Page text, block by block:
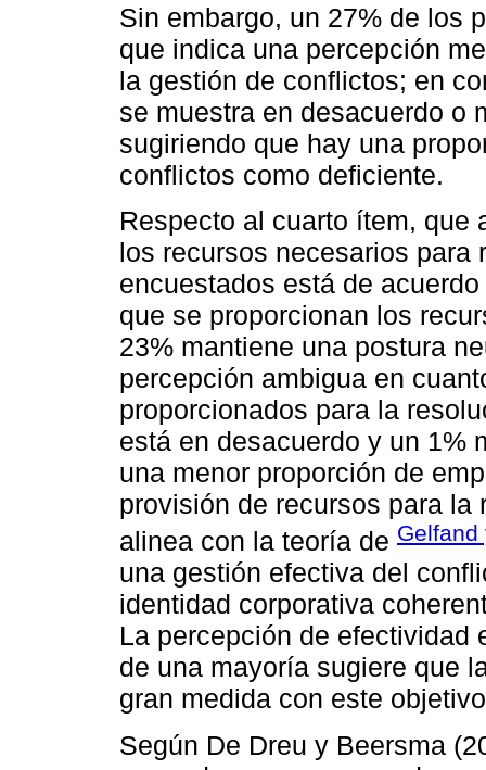
Sin embargo, un 27% de los
que indica una percepción
la gestión de conflictos; en
se muestra en desacuerdo o
sugiriendo que hay una
conflictos como deficiente.
Respecto al cuarto ítem, que
los recursos necesarios para
encuestados está de
que se proporcionan los
23% mantiene una postura
percepción ambigua en
proporcionados para la
está en desacuerdo y un 1%
una menor proporción de
provisión de recursos para
alinea con la teoría de Gelfand
una gestión efectiva del
identidad corporativa
La percepción de efectividad
de una mayoría sugiere que
gran medida con este
Según De Dreu y Beersma